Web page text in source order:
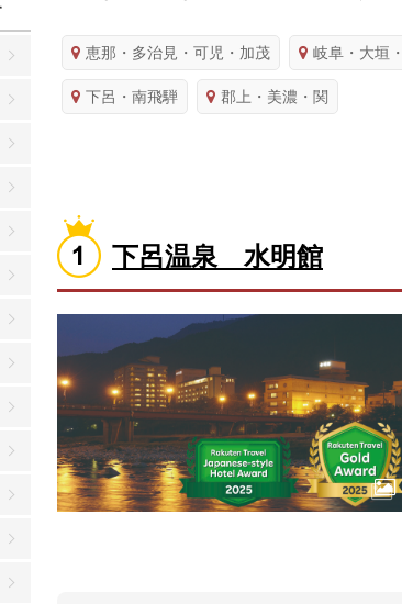
恵那・多治見・可児・加茂 岐阜・大垣
下呂・南飛騨 郡上・美濃・関
下呂温泉 水明館